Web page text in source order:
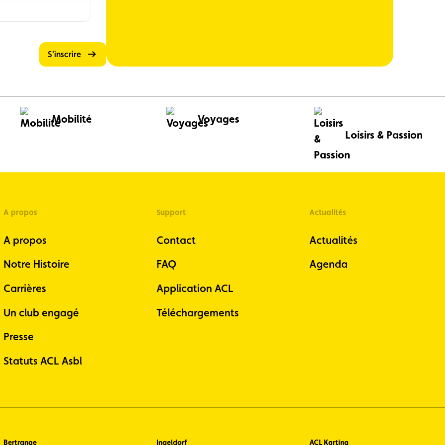
S'inscrire
Mobilité
Voyages
Loisirs & Passion
A propos
A propos
Notre Histoire
Carrières
Un club engagé
Presse
Statuts ACL Asbl
Support
Contact
FAQ
Application ACL
Téléchargements
Actualités
Actualités
Agenda
Bertrange Ingeldorf ACL Karting